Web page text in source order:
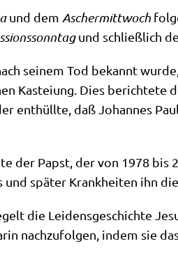
und dem Ascher­mitt­woch
und schließ­lich
sei­nem Tod bekannt
Kastei­ung. Dies
ent­hüll­te, daß Johan­nes
der Papst, der von 1978
spä­ter Krank­hei­ten ihn
die Lei­dens­ge­schich­te
nach­zu­fol­gen, indem sie